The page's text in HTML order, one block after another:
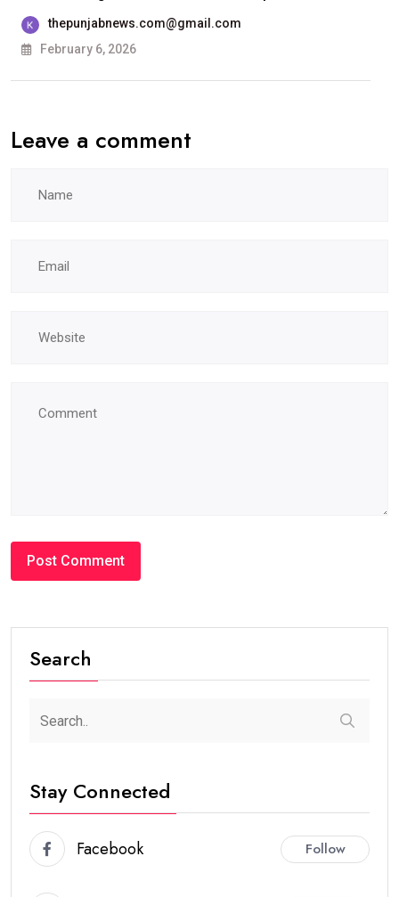
ਸਰਕਾਰੀ
ਕਾਲਜ, ਲੁਧਿਆਣਾ
thepunjabnews.com@gmail.com
February 6, 2026
Leave a comment
Search
Stay Connected
Facebook Follow